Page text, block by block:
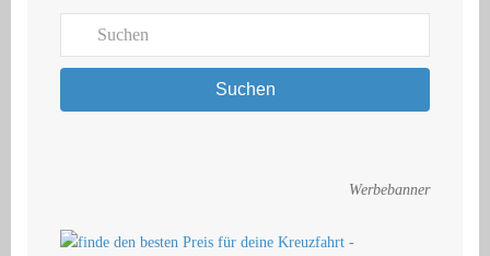
Suchen
Werbebanner